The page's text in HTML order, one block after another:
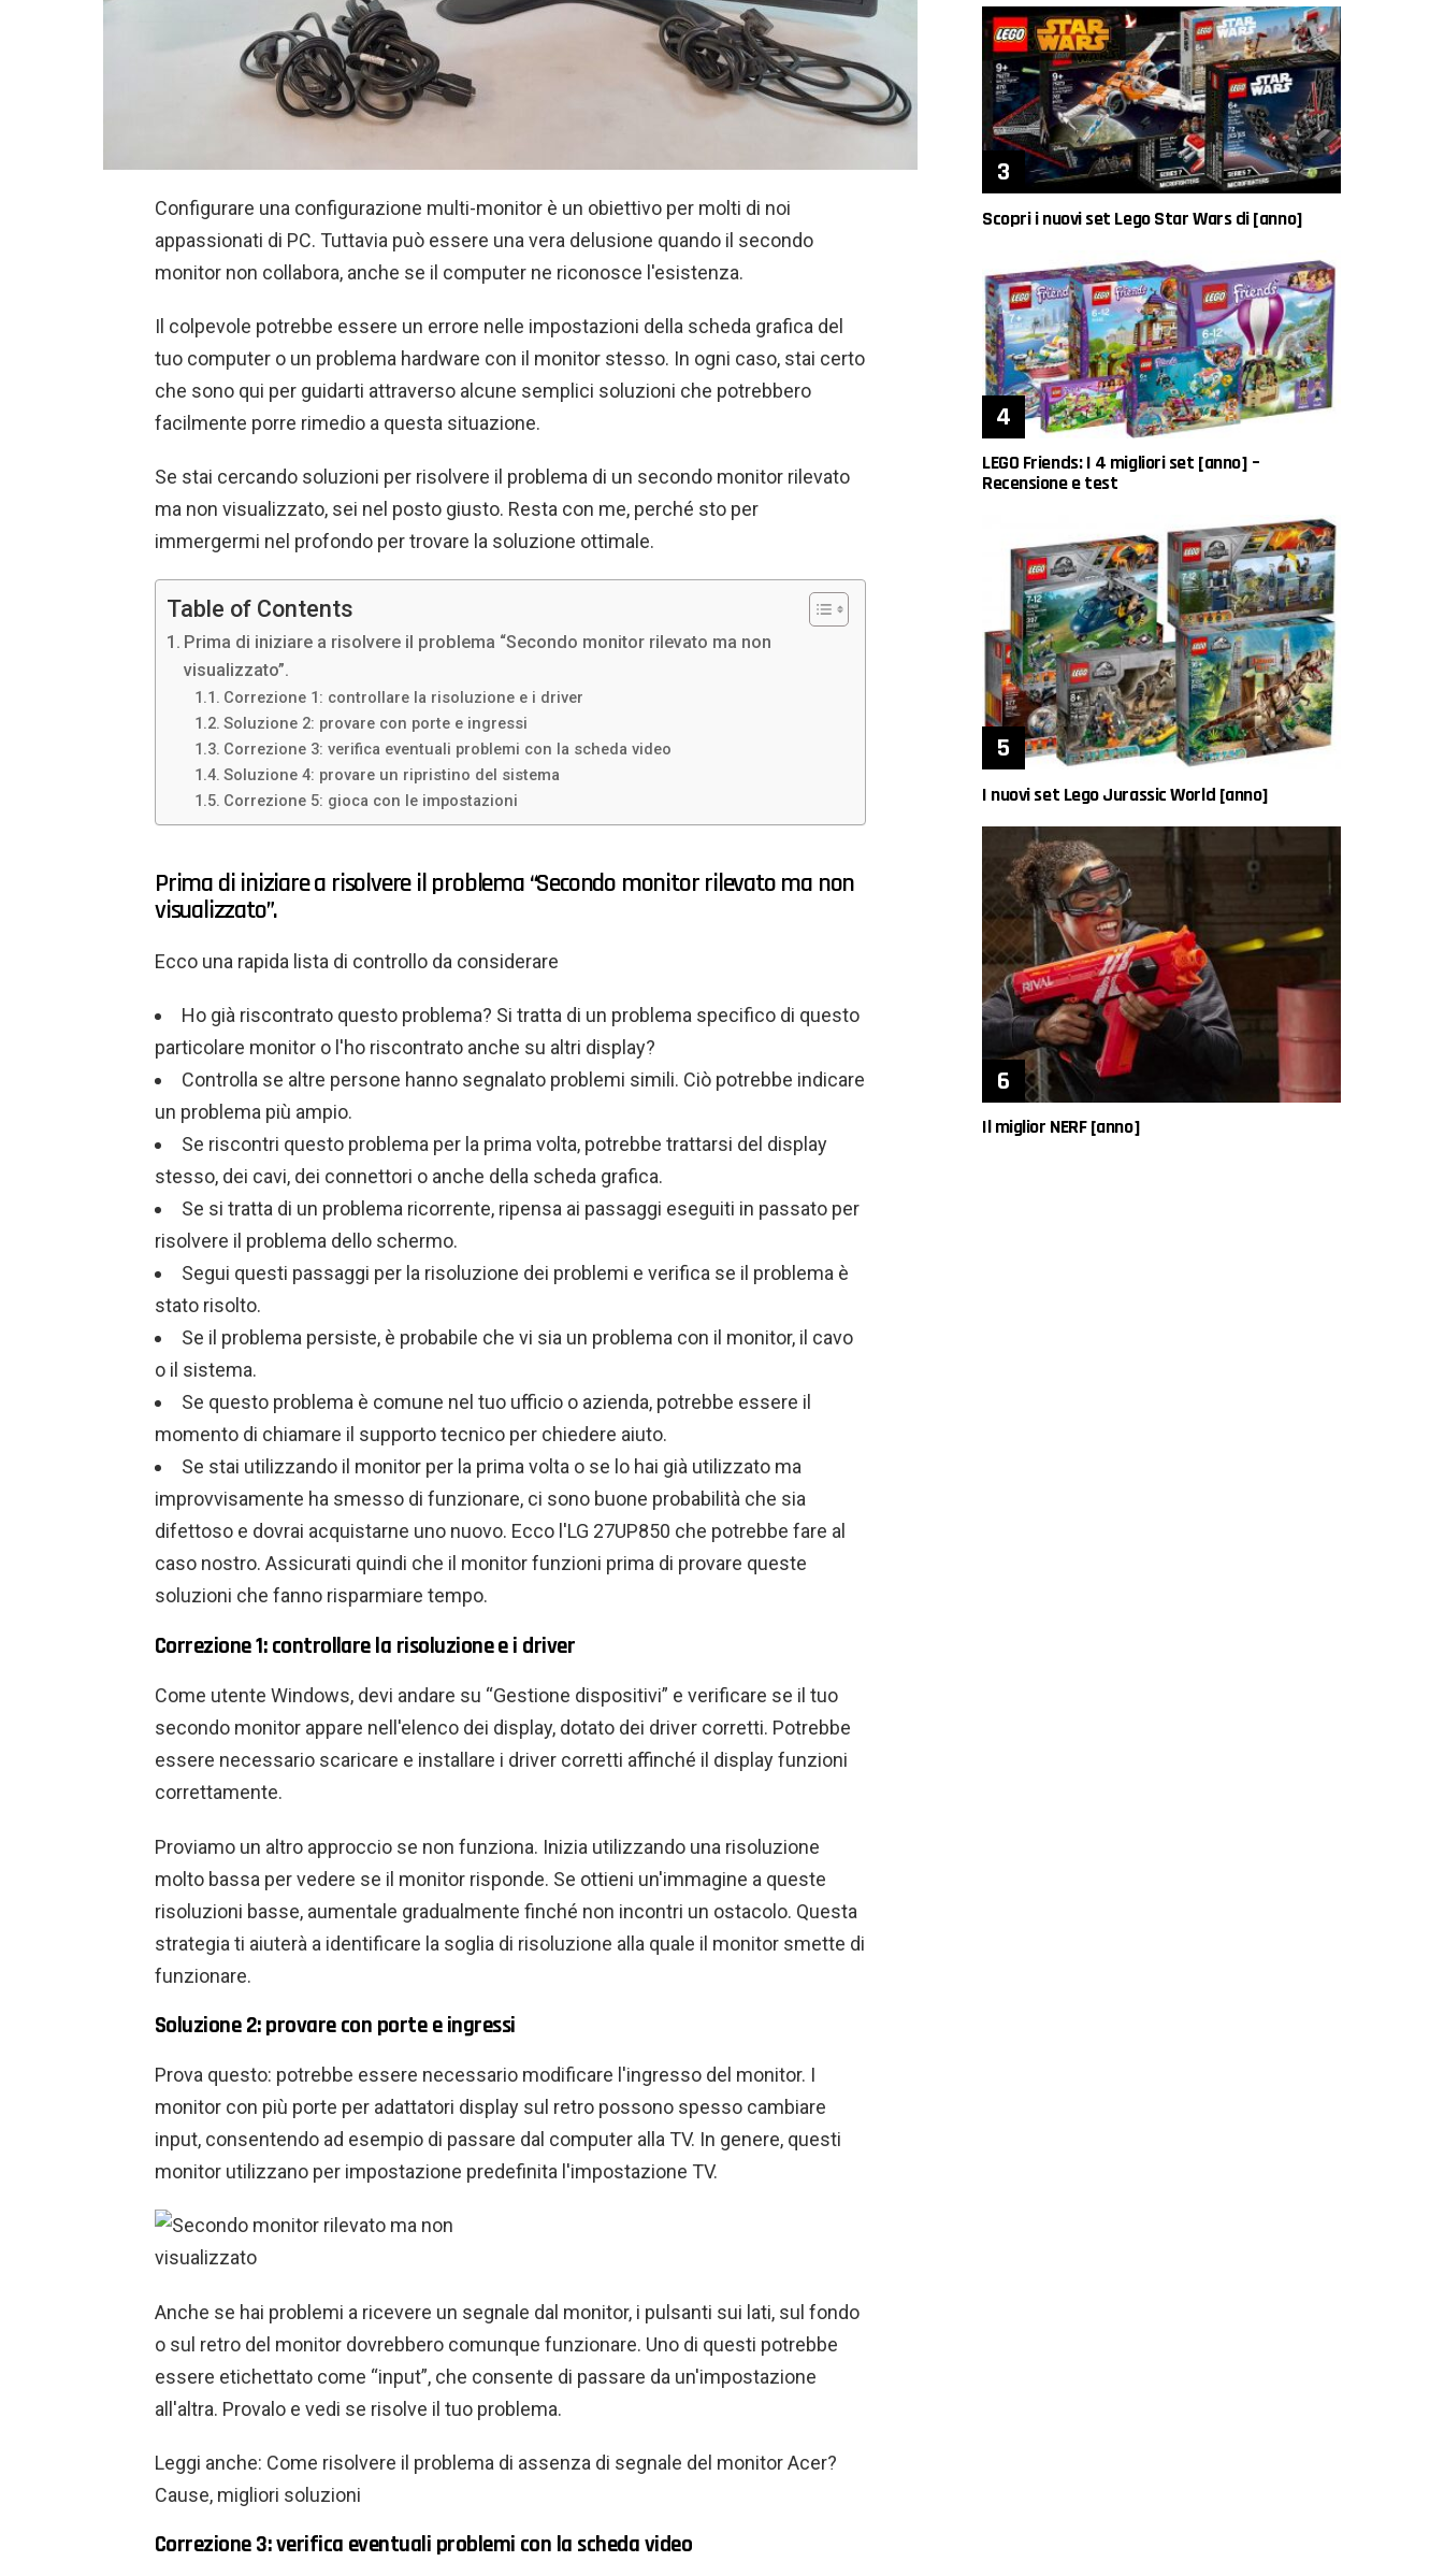
Configurare una configurazione multi-monitor è un obiettivo per molti di noi
appassionati di PC. Tuttavia può essere una vera delusione quando il secondo
monitor non collabora, anche se il computer ne riconosce l'esistenza.
Il colpevole potrebbe essere un errore nelle impostazioni della scheda grafica del
tuo computer o un problema hardware con il monitor stesso. In ogni caso, stai certo
che sono qui per guidarti attraverso alcune semplici soluzioni che potrebbero
facilmente porre rimedio a questa situazione.
Se stai cercando soluzioni per risolvere il problema di un secondo monitor rilevato
ma non visualizzato, sei nel posto giusto. Resta con me, perché sto per
immergermi nel profondo per trovare la soluzione ottimale.
Table of Contents
Prima di iniziare a risolvere il problema “Secondo monitor rilevato ma non
visualizzato”.
Correzione 1: controllare la risoluzione e i driver
Soluzione 2: provare con porte e ingressi
Correzione 3: verifica eventuali problemi con la scheda video
Soluzione 4: provare un ripristino del sistema
Correzione 5: gioca con le impostazioni
Prima di iniziare a risolvere il problema “Secondo monitor rilevato ma non
visualizzato”.
Ecco una rapida lista di controllo da considerare
Ho già riscontrato questo problema? Si tratta di un problema specifico di questo
particolare monitor o l'ho riscontrato anche su altri display?
Controlla se altre persone hanno segnalato problemi simili. Ciò potrebbe indicare
un problema più ampio.
Se riscontri questo problema per la prima volta, potrebbe trattarsi del display
stesso, dei cavi, dei connettori o anche della scheda grafica.
Se si tratta di un problema ricorrente, ripensa ai passaggi eseguiti in passato per
risolvere il problema dello schermo.
Segui questi passaggi per la risoluzione dei problemi e verifica se il problema è
stato risolto.
Se il problema persiste, è probabile che vi sia un problema con il monitor, il cavo
o il sistema.
Se questo problema è comune nel tuo ufficio o azienda, potrebbe essere il
momento di chiamare il supporto tecnico per chiedere aiuto.
Se stai utilizzando il monitor per la prima volta o se lo hai già utilizzato ma
improvvisamente ha smesso di funzionare, ci sono buone probabilità che sia
difettoso e dovrai acquistarne uno nuovo. Ecco l'LG 27UP850 che potrebbe fare al
caso nostro. Assicurati quindi che il monitor funzioni prima di provare queste
soluzioni che fanno risparmiare tempo.
Correzione 1: controllare la risoluzione e i driver
Come utente Windows, devi andare su “Gestione dispositivi” e verificare se il tuo
secondo monitor appare nell'elenco dei display, dotato dei driver corretti. Potrebbe
essere necessario scaricare e installare i driver corretti affinché il display funzioni
correttamente.
Proviamo un altro approccio se non funziona. Inizia utilizzando una risoluzione
molto bassa per vedere se il monitor risponde. Se ottieni un'immagine a queste
risoluzioni basse, aumentale gradualmente finché non incontri un ostacolo. Questa
strategia ti aiuterà a identificare la soglia di risoluzione alla quale il monitor smette di
funzionare.
Soluzione 2: provare con porte e ingressi
Prova questo: potrebbe essere necessario modificare l'ingresso del monitor. I
monitor con più porte per adattatori display sul retro possono spesso cambiare
input, consentendo ad esempio di passare dal computer alla TV. In genere, questi
monitor utilizzano per impostazione predefinita l'impostazione TV.
Anche se hai problemi a ricevere un segnale dal monitor, i pulsanti sui lati, sul fondo
o sul retro del monitor dovrebbero comunque funzionare. Uno di questi potrebbe
essere etichettato come “input”, che consente di passare da un'impostazione
all'altra. Provalo e vedi se risolve il tuo problema.
Leggi anche: Come risolvere il problema di assenza di segnale del monitor Acer?
Cause, migliori soluzioni
Correzione 3: verifica eventuali problemi con la scheda video
Scopri i nuovi set Lego Star Wars di [anno]
LEGO Friends: I 4 migliori set [anno] –
Recensione e test
I nuovi set Lego Jurassic World [anno]
Il miglior NERF [anno]